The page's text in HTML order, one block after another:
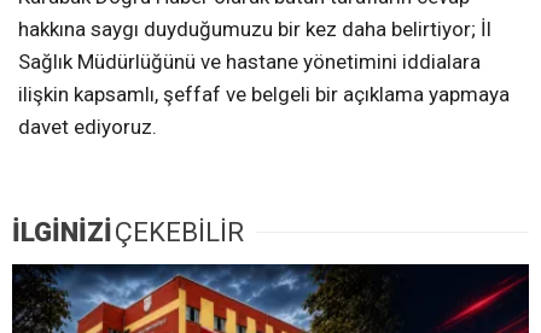
hakkına saygı duyduğumuzu bir kez daha belirtiyor; İl
Sağlık Müdürlüğünü ve hastane yönetimini iddialara
ilişkin kapsamlı, şeffaf ve belgeli bir açıklama yapmaya
davet ediyoruz.
İLGİNİZİÇEKEBİLİR